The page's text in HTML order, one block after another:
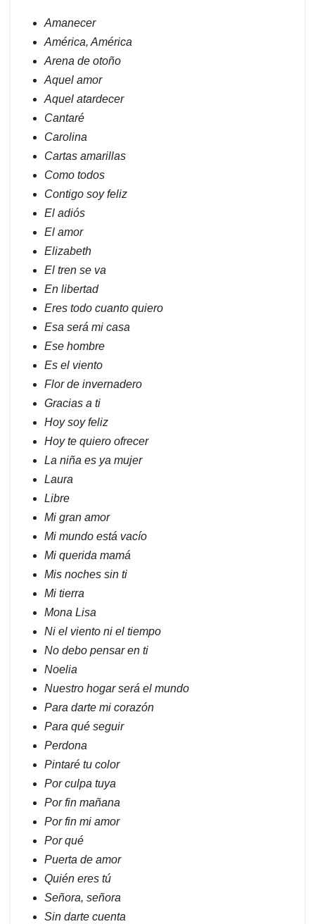
Amanecer
América, América
Arena de otoño
Aquel amor
Aquel atardecer
Cantaré
Carolina
Cartas amarillas
Como todos
Contigo soy feliz
El adiós
El amor
Elizabeth
El tren se va
En libertad
Eres todo cuanto quiero
Esa será mi casa
Ese hombre
Es el viento
Flor de invernadero
Gracias a ti
Hoy soy feliz
Hoy te quiero ofrecer
La niña es ya mujer
Laura
Libre
Mi gran amor
Mi mundo está vacío
Mi querida mamá
Mis noches sin ti
Mi tierra
Mona Lisa
Ni el viento ni el tiempo
No debo pensar en ti
Noelia
Nuestro hogar será el mundo
Para darte mi corazón
Para qué seguir
Perdona
Pintaré tu color
Por culpa tuya
Por fin mañana
Por fin mi amor
Por qué
Puerta de amor
Quién eres tú
Señora, señora
Sin darte cuenta